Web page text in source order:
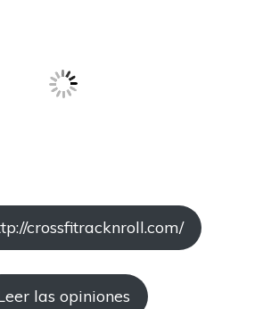
crossfitracknroll.com/
las opiniones